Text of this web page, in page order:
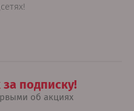
подписку!
об акциях